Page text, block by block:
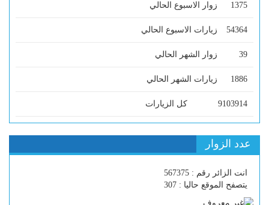
1375 زوار الاسبوع الحالي
54364 زيارات الاسبوع الحالي
39 زوار الشهر الحالي
1886 زيارات الشهر الحالي
9103914 كل الزيارات
عدد الزوار
انت الزائر رقم : 567375
يتصفح الموقع حاليا : 307